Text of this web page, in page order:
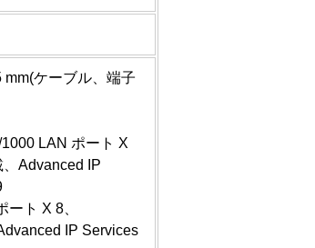
ケーブル、端子
LAN ポート X
Advanced IP
ト X 8、
IP Services